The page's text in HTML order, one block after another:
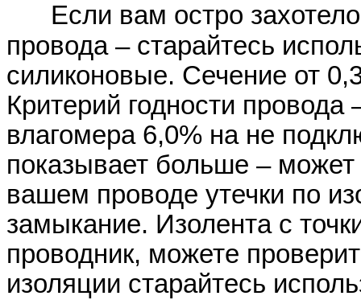
Если вам остро
провода – старайтесь
силиконовые. Сечение от
Критерий годности провода
влагомера 6,0% на не
показывает больше –
вашем проводе утечки по
замыкание. Изолента с
проводник, можете
изоляции старайтесь